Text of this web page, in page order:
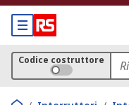
Codice costruttore